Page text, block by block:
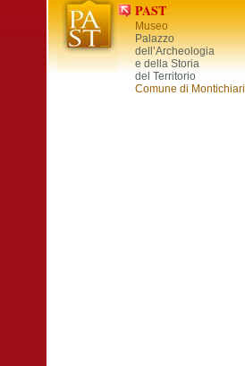
PAST
Museo
Palazzo
dell’Archeologia
e della Storia
del Territorio
Comune di Montichiari